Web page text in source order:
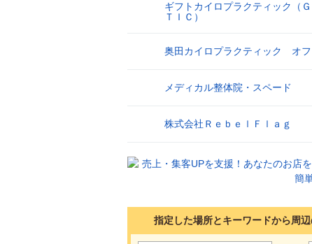
ギフトカイロプラクティック（
ＴＩＣ）
奥田カイロプラクティック オフ
メディカル整体院・スペード
株式会社ＲｅｂｅｌＦｌａｇ
指定した場所とキーワードから周